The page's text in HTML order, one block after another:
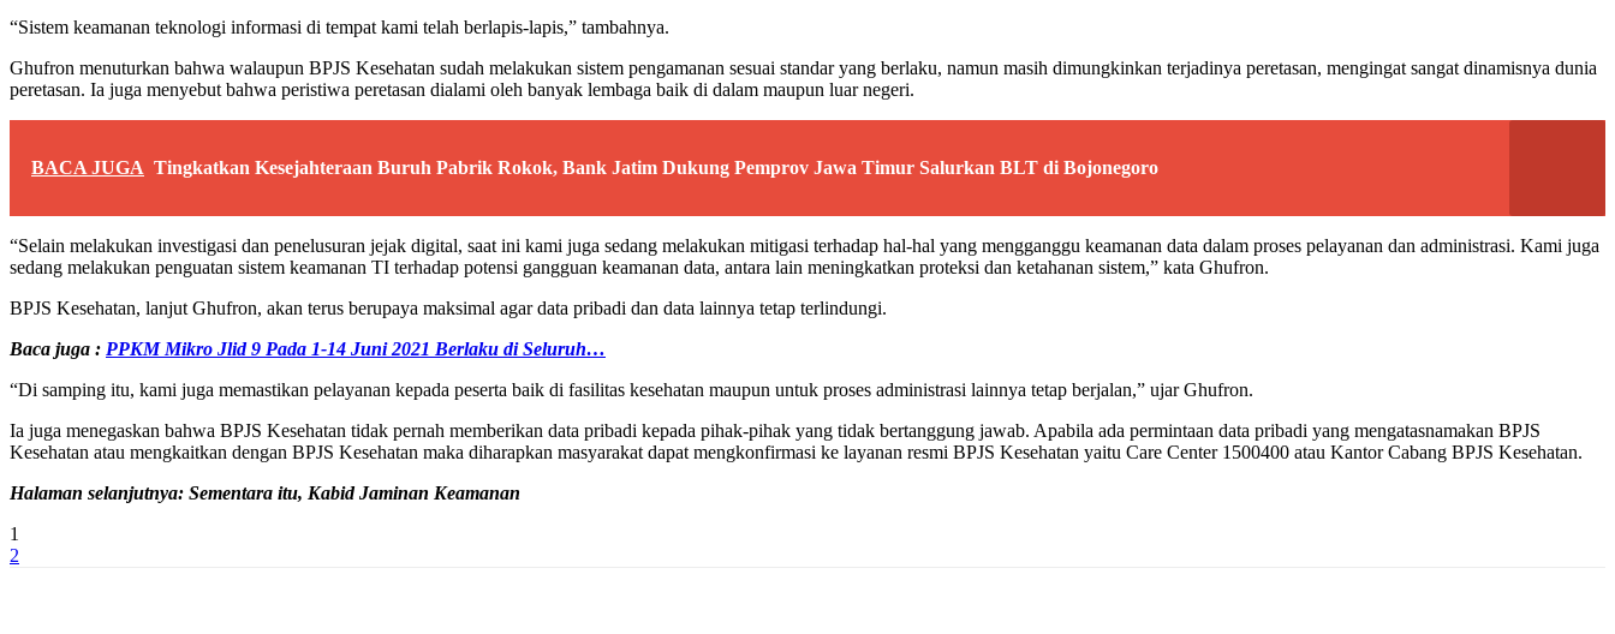
“Sistem keamanan teknologi informasi di tempat kami telah berlapis-lapis,” tambahnya.
Ghufron menuturkan bahwa walaupun BPJS Kesehatan sudah melakukan sistem pengamanan sesuai standar yang berlaku, namun masih dimungkinkan terjadinya peretasan, mengingat sangat dinamisnya dunia
peretasan. Ia juga menyebut bahwa peristiwa peretasan dialami oleh banyak lembaga baik di dalam maupun luar negeri.
BACA JUGA Tingkatkan Kesejahteraan Buruh Pabrik Rokok, Bank Jatim Dukung Pemprov Jawa Timur Salurkan BLT di Bojonegoro
“Selain melakukan investigasi dan penelusuran jejak digital, saat ini kami juga sedang melakukan mitigasi terhadap hal-hal yang mengganggu keamanan data dalam proses pelayanan dan administrasi. Kami juga
sedang melakukan penguatan sistem keamanan TI terhadap potensi gangguan keamanan data, antara lain meningkatkan proteksi dan ketahanan sistem,” kata Ghufron.
BPJS Kesehatan, lanjut Ghufron, akan terus berupaya maksimal agar data pribadi dan data lainnya tetap terlindungi.
Baca juga : PPKM Mikro Jlid 9 Pada 1-14 Juni 2021 Berlaku di Seluruh…
“Di samping itu, kami juga memastikan pelayanan kepada peserta baik di fasilitas kesehatan maupun untuk proses administrasi lainnya tetap berjalan,” ujar Ghufron.
Ia juga menegaskan bahwa BPJS Kesehatan tidak pernah memberikan data pribadi kepada pihak-pihak yang tidak bertanggung jawab. Apabila ada permintaan data pribadi yang mengatasnamakan BPJS
Kesehatan atau mengkaitkan dengan BPJS Kesehatan maka diharapkan masyarakat dapat mengkonfirmasi ke layanan resmi BPJS Kesehatan yaitu Care Center 1500400 atau Kantor Cabang BPJS Kesehatan.
Halaman selanjutnya: Sementara itu, Kabid Jaminan Keamanan
1
2